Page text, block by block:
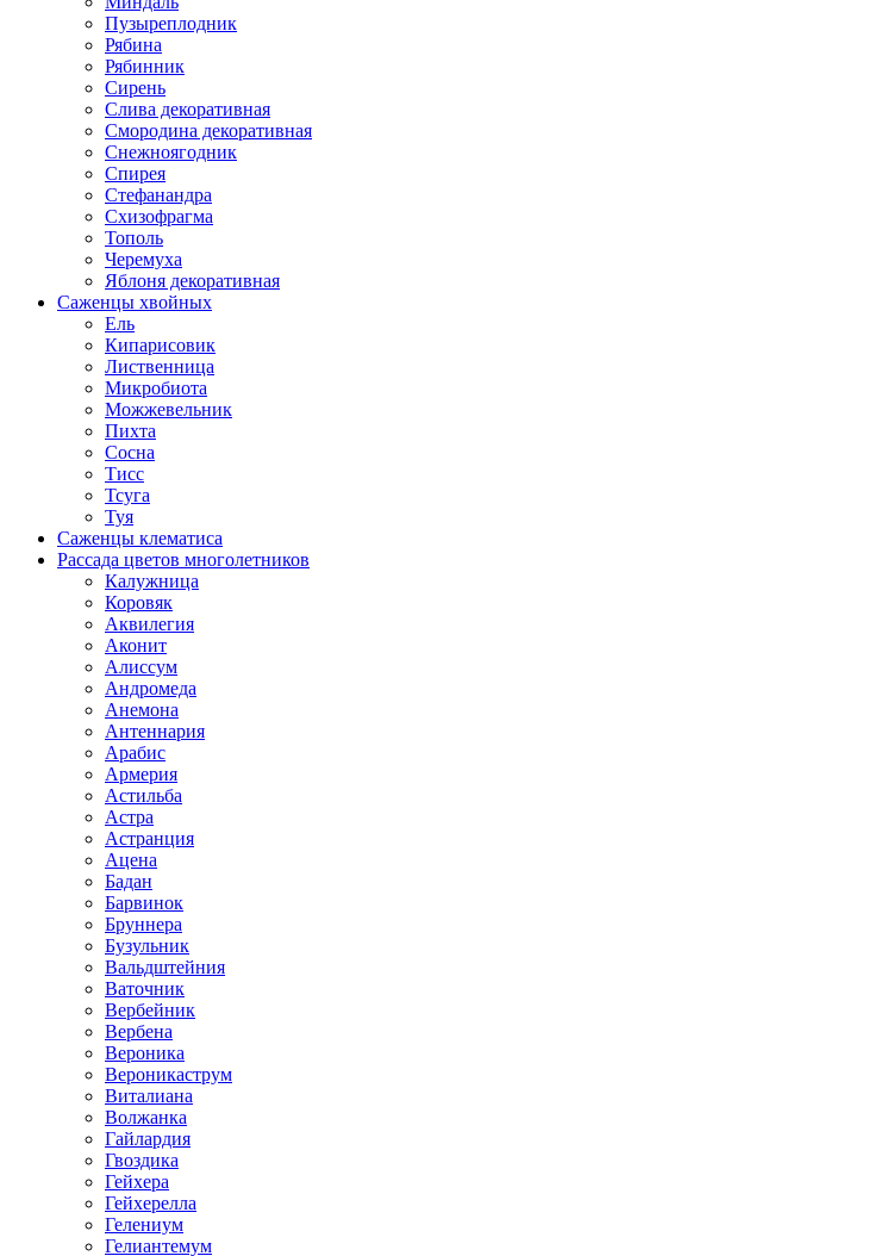
Пузыреплодник
Рябина
Рябинник
Сирень
Слива декоративная
Смородина декоративная
Снежноягодник
Спирея
Стефанандра
Схизофрагма
Тополь
Черемуха
Яблоня декоративная
Саженцы хвойных
Ель
Кипарисовик
Лиственница
Микробиота
Можжевельник
Пихта
Сосна
Тисс
Тсуга
Туя
Саженцы клематиса
Рассада цветов многолетников
Калужница
Коровяк
Аквилегия
Аконит
Алиссум
Андромеда
Анемона
Антеннария
Арабис
Армерия
Астильба
Астра
Астранция
Ацена
Бадан
Барвинок
Бруннера
Бузульник
Вальдштейния
Ваточник
Вербейник
Вербена
Вероника
Вероникаструм
Виталиана
Волжанка
Гайлардия
Гвоздика
Гейхера
Гейхерелла
Гелениум
Гелиантемум